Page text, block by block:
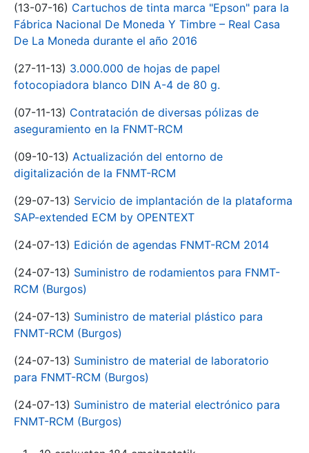
(13-07-16) Cartuchos de tinta marca "Epson" para la
Fábrica Nacional De Moneda Y Timbre – Real Casa
De La Moneda durante el año 2016
(27-11-13) 3.000.000 de hojas de papel
fotocopiadora blanco DIN A-4 de 80 g.
(07-11-13) Contratación de diversas pólizas de
aseguramiento en la FNMT-RCM
(09-10-13) Actualización del entorno de
digitalización de la FNMT-RCM
(29-07-13) Servicio de implantación de la plataforma
SAP-extended ECM by OPENTEXT
(24-07-13) Edición de agendas FNMT-RCM 2014
(24-07-13) Suministro de rodamientos para FNMT-
RCM (Burgos)
(24-07-13) Suministro de material plástico para
FNMT-RCM (Burgos)
(24-07-13) Suministro de material de laboratorio
para FNMT-RCM (Burgos)
(24-07-13) Suministro de material electrónico para
FNMT-RCM (Burgos)